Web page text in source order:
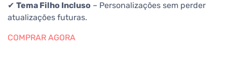
✔ Tema Filho Incluso – Personalizações sem perder
atualizações futuras.
COMPRAR AGORA